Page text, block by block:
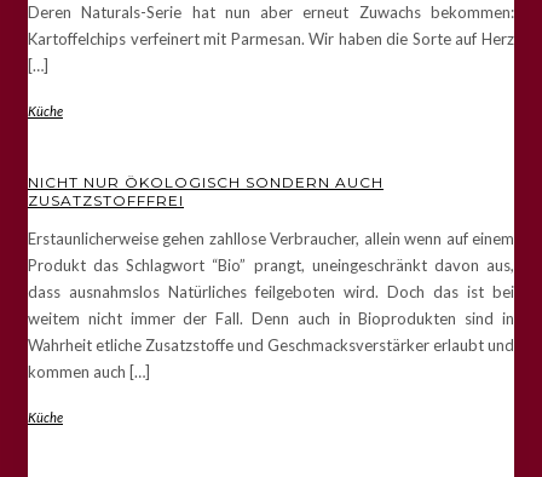
Deren Naturals-Serie hat nun aber erneut Zuwachs bekommen:
Kartoffelchips verfeinert mit Parmesan. Wir haben die Sorte auf Herz
[…]
Küche
NICHT NUR ÖKOLOGISCH SONDERN AUCH
ZUSATZSTOFFFREI
Erstaunlicherweise gehen zahllose Verbraucher, allein wenn auf einem
Produkt das Schlagwort “Bio” prangt, uneingeschränkt davon aus,
dass ausnahmslos Natürliches feilgeboten wird. Doch das ist bei
weitem nicht immer der Fall. Denn auch in Bioprodukten sind in
Wahrheit etliche Zusatzstoffe und Geschmacksverstärker erlaubt und
kommen auch […]
Küche